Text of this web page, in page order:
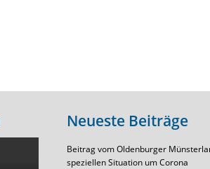
Neueste Beiträge
Beitrag vom Oldenburger
speziellen Situation um Corona